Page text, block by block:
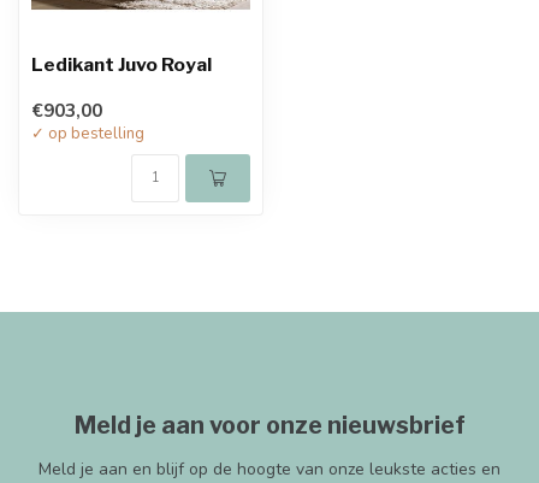
Ledikant Juvo Royal
€903,00
✓ op bestelling
Meld je aan voor onze nieuwsbrief
Meld je aan en blijf op de hoogte van onze leukste acties en